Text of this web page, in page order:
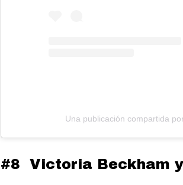
Una publicación compartida
#8 Victoria Beckham